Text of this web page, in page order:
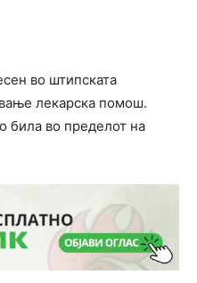
во штипската
лекарска помош.
била во пределот на